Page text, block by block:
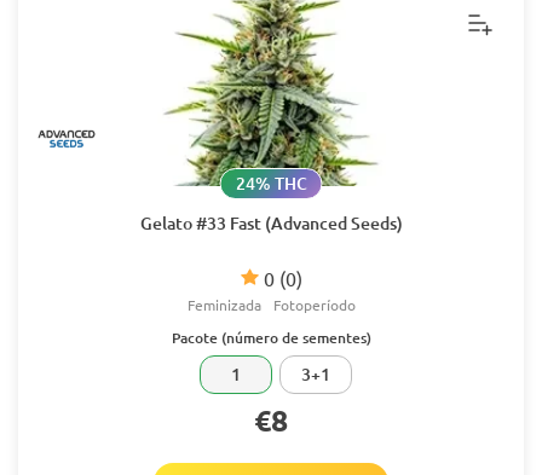
Gelato #33 Fast (Advanced Seeds)
0 (0)
24% THC
Feminizada Fotoperíodo
Pacote (número de sementes)
1 3+1
€8